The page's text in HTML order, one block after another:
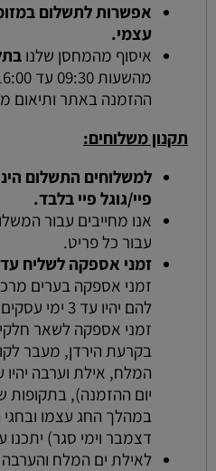
אפשרות לתשלום
עצמי.
איסוף מהמחסן שלנו
ההזמנה באתר ותיאום
תקנון משלוחים:
למשלוחים התשלום
פיי/גוגל פיי בלבד.
אנו מחייבים עבור
עבור כל פריט.
זמני אספקה לשליח עד
זמני אספקה בערים
להם יהיו עד 3 ימי עסקים (לא כולל יום ההזמנה).
זמני אספקה לשאר חלקי
בקרעת הירדן, מעבר לקו
המלח, אילת וערבה יהיו עד 5 ימי עסקים (לא
יום ההזמנה), בתקופות
במהלך החג עצמו
דצמבר וימי סגר) יתכנו